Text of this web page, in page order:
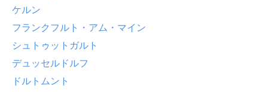
ケルン
フランクフルト・アム・マイン
シュトゥットガルト
デュッセルドルフ
ドルトムント